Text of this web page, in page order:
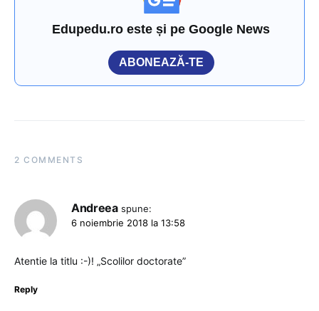
Edupedu.ro este și pe Google News
ABONEAZĂ-TE
2 COMMENTS
Andreea spune:
6 noiembrie 2018 la 13:58
Atentie la titlu :-)! „Scolilor doctorate”
Reply